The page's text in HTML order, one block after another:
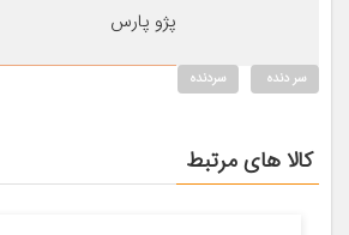
پژو پارس
سر دنده سردنده
کالا های مرتبط